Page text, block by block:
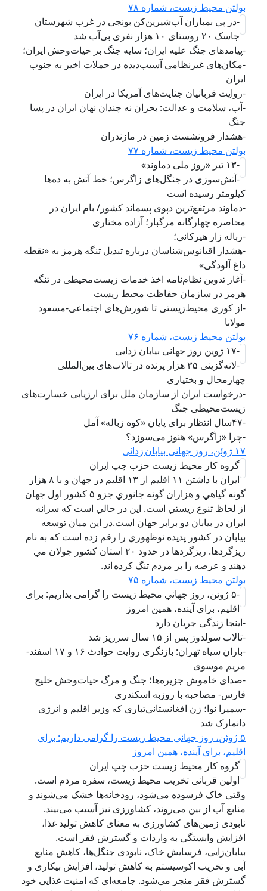
بولتن محیط زیست، شماره ۷۸
-در پی بمباران آب‌شیرین‌کن بونجی در غرب شهرستان
جاسک ۲۰ روستای ۱۰ هزار نفری بی‌آب شد
-پیامدهای جنگ علیه ایران؛ سایه جنگ بر حیات‌وحش ایران؛
-مکان‌های غیرنظامی آسیب‌دیده در حملات اخیر به جنوب
ایران
-روایت قربانیان جنایت‌های آمریکا در ایران
-آب، سلامت و عدالت: بحران نه چندان نهان ایران در پسا
جنگ
-هشدار فرونشست زمین در مازندران
بولتن محیط زیست، شماره ۷۷
-آتش‌سوزی در جنگل‌های زاگرس؛ خط آتش به ده‌ها
کیلومتر رسیده است
-دماوند مرتفع‌ترین دپوی پسماند کشور/ بام ایران در
محاصره چهارگانه مرگبار؛ آزاده مختاری
-زباله زار هیرکانی؛
-هشدار اقیانوس‌شناسان درباره تبدیل تنگه هرمز به «نقطه
داغ آلودگی»
-آغاز تدوین نظام‌نامه اخذ خدمات زیست‌محیطی در تنگه
هرمز در سازمان حفاظت محیط زیست
-از کوری محیط‌زیستی تا شورش‌های اجتماعی-مسعود
مولانا
بولتن محیط زیست، شماره ۷۶
-لانه‌گزینی ۳۵ هزار پرنده در تالاب‌های بین‌المللی
چهارمحال و بختیاری
-درخواست ایران از سازمان ملل برای ارزیابی خسارت‌های
زیست‌محیطی جنگ
-چرا «زاگرس» هنوز می‌سوزد؟
۱۷ ژوئن، روز جهانی بیابان زدائی
گروه کار محیط زیست حزب چپ ایران
ايران با داشتن ۱۱ اقليم از ۱۳ اقليم در جهان و با ۸ هزار
گونه گياهي و هزاران گونه جانوري جزو ۵ كشور اول جهان
از لحاظ تنوع زيستي است. اين در حالي است كه سرانه
ايران در بيابان دو برابر جهان است.در اين ميان توسعه
بيابان در كشور پديده نوظهوري را رقم زده است كه به نام
ريزگردها. ريزگردها در حدود ۲۰ استان كشور جولان مي
دهند و عرصه را بر مردم تنگ كرده اند.
بولتن محیط زیست، شماره ۷۵
-۵ ژوئن، روز جهاني محيط زيست را گرامی بداریم: برای
اقلیم، برای آینده، همین امروز
-اینجا زندگی جریان دارد
-تالاب سولدوز پس از ۱۵ سال سرریز شد
-باران سیاه تهران: بازنگری روایت حوادث ۱۶ و ۱۷ اسفند-
مریم موسوی
-صدای خاموش جزیره‌ها؛ جنگ و مرگ حیات‌وحش خلیج
فارس- مصاحبه با روزبه اسکندری
-سمیرا نوا؛ زن افغانستانی‌تباری که وزیر اقلیم و انرژی
دانمارک شد
۵ ژوئن، روز جهانی محيط زيست را گرامی داريم: برای
اقلیم، برای آینده، همین امروز
گروه کار محیط زیست حزب چپ ایران
اولین قربانی تخریب محیط زیست، سفره مردم است.
وقتی خاک فرسوده می‌شود، رودخانه‌ها خشک می‌شوند و
منابع آب از بین می‌روند، کشاورزی نیز آسیب می‌بیند.
نابودی زمین‌های کشاورزی به معنای کاهش تولید غذا،
افزایش وابستگی به واردات و گسترش فقر است.
بیابان‌زایی، فرسایش خاک، نابودی جنگل‌ها، کاهش منابع
آبی و تخریب اکوسیستم به کاهش تولید، افزایش بیکاری و
گسترش فقر منجر می‌شود. جامعه‌ای که امنیت غذایی خود